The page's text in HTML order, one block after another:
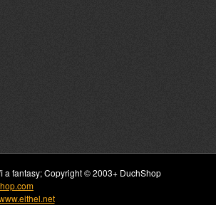
a fantasy; Copyright © 2003+ DuchShop